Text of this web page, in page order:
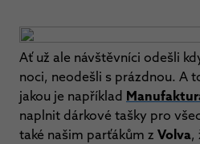
Ať už ale návštěvníci odešli
noci, neodešli s prázdnou. A
jakou je například
naplnit dárkové tašky pro
také našim parťákům z Volva,